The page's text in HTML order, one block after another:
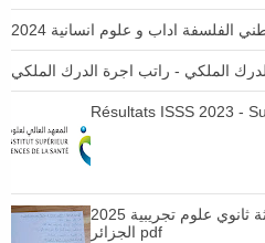
الفلسفة اداب و علوم انسانية 2024
الملكي - راتب اجرة الدرك الملكي
Résultats ISSS 2023 -
برنامج الفيزياء للسنة الثالثة ثانوي علوم تجريبية 2025
الجزائر pdf